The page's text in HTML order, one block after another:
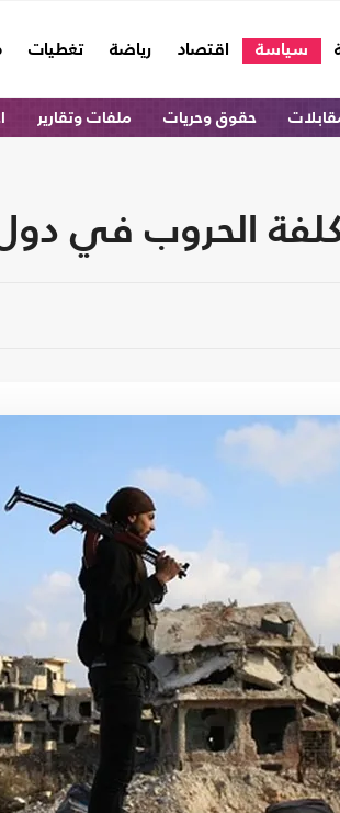
(current) سياسة اقتصاد رياضة تغطيات
حقوق وحريات ملفات وتقارير
الحروب في دول عربية